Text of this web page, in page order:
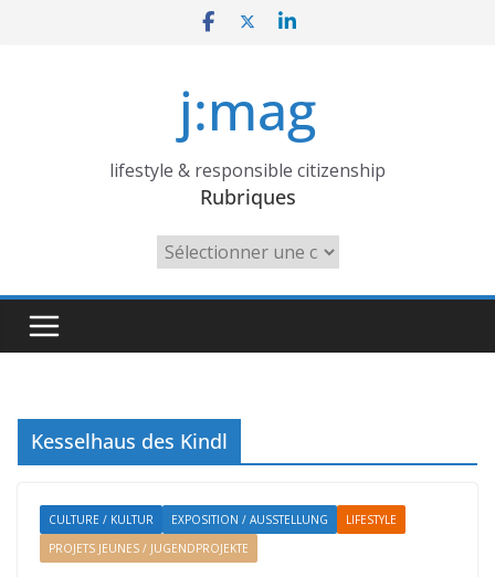
j:mag
lifestyle & responsible citizenship
Rubriques
Rubriques
Kesselhaus des Kindl
CULTURE / KULTUR EXPOSITION / AUSSTELLUNG
LIFESTYLE
PROJETS JEUNES / JUGENDPROJEKTE